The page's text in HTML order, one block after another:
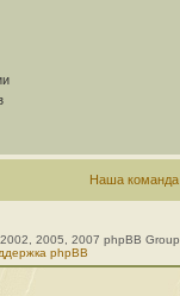
Наша команда
2005, 2007 phpBB Group
phpBB